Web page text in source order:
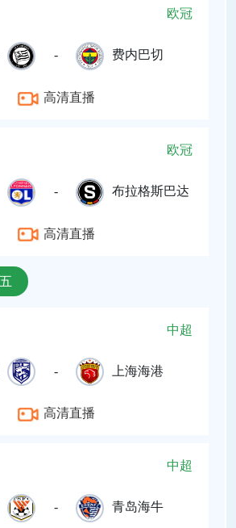
欧冠
- 费内巴切
高清直播
欧冠
- 布拉格斯巴达
高清直播
中超
- 上海海港
高清直播
中超
- 青岛海牛